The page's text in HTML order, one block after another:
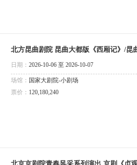
北方昆曲剧院 昆曲大都版《西厢记》/昆
日期： 2026-10-06 至 2026-10-07
场馆： 国家大剧院-小剧场
票价： 120,180,240